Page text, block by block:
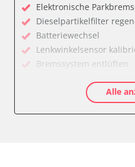
Global Positioning
Heckklappe
Klimaanlage
Kombiinstrument
Lenkradwinkel-Sensor
Lenksäuleneinheit
Lichtsteuerung
Medienplayer
Elektronische
Dieselpartikelfilter
Batteriewechsel
Lenkwinkelsensor
Bremssystem entlüften
AGR Ventil anlernen
Luftmassenmesser
Alle